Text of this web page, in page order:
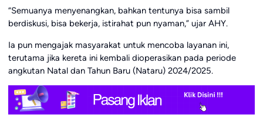
“Semuanya menyenangkan, bahkan tentunya bisa sambil
berdiskusi, bisa bekerja, istirahat pun nyaman,” ujar AHY.
Ia pun mengajak masyarakat untuk mencoba layanan ini,
terutama jika kereta ini kembali dioperasikan pada periode
angkutan Natal dan Tahun Baru (Nataru) 2024/2025.